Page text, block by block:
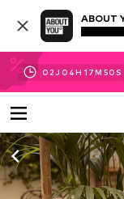
ABOUT
02J 04H 17M 49 S